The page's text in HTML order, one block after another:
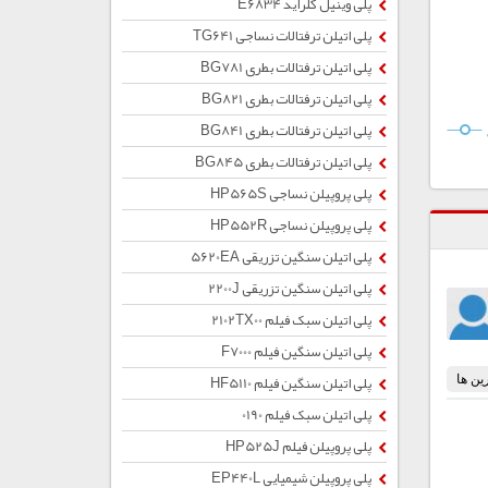
پلی اتیلن ترفتالات نساجی TG641
پلی اتیلن ترفتالات بطری BG781
پلی اتیلن ترفتالات بطری BG821
پلی اتیلن ترفتالات بطری BG841
پلی اتیلن ترفتالات بطری BG845
پلی پروپیلن نساجی HP565S
پلی پروپیلن نساجی HP552R
پلی اتیلن سنگین تزریقی 5620EA
پلی اتیلن سنگین تزریقی 2200J
پلی اتیلن سبک فیلم 2102TX00
پلی اتیلن سنگین فیلم F7000
پلی اتیلن سنگین فیلم HF5110
پلی اتیلن سبک فیلم 0190
پلی پروپیلن فیلم HP525J
پلی پروپیلن شیمیایی EP440L